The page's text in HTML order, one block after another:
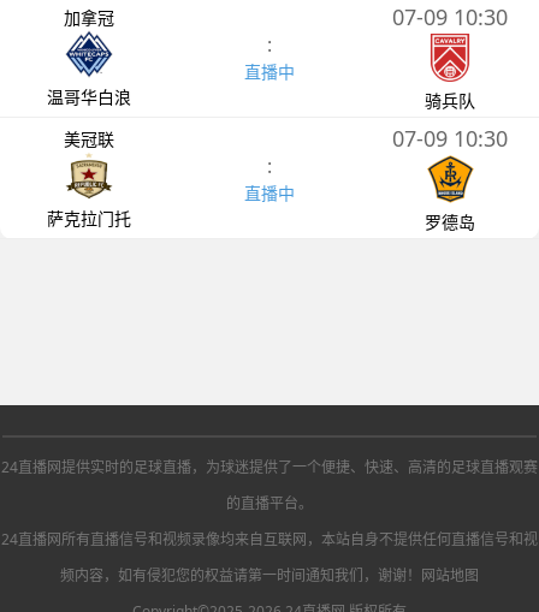
加拿冠
温哥华白浪
:
直播中
07-09 10:30
骑兵队
美冠联
萨克拉门托
:
直播中
07-09 10:30
罗德岛
24直播网提供实时的足球直播，为球迷提供了一个便捷、快速、高清的足球直播观赛
的直播平台。
24直播网所有直播信号和视频录像均来自互联网，本站自身不提供任何直播信号和视
频内容，如有侵犯您的权益请第一时间通知我们，谢谢！ 网站地图